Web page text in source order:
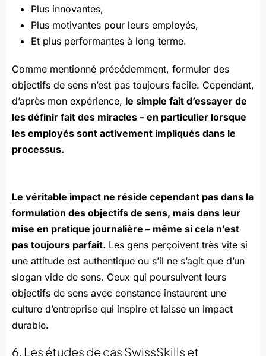
Plus innovantes,
Plus motivantes pour leurs employés,
Et plus performantes à long terme.
Comme mentionné précédemment, formuler des
objectifs de sens n’est pas toujours facile. Cependant,
d’après mon expérience, le simple fait d’essayer de
les définir fait des miracles – en particulier lorsque
les employés sont activement impliqués dans le
processus.
Le véritable impact ne réside cependant pas dans la
formulation des objectifs de sens, mais dans leur
mise en pratique journalière – même si cela n’est
pas toujours parfait. Les gens perçoivent très vite si
une attitude est authentique ou s’il ne s’agit que d’un
slogan vide de sens. Ceux qui poursuivent leurs
objectifs de sens avec constance instaurent une
culture d’entreprise qui inspire et laisse un impact
durable.
6. Les études de cas SwissSkills et